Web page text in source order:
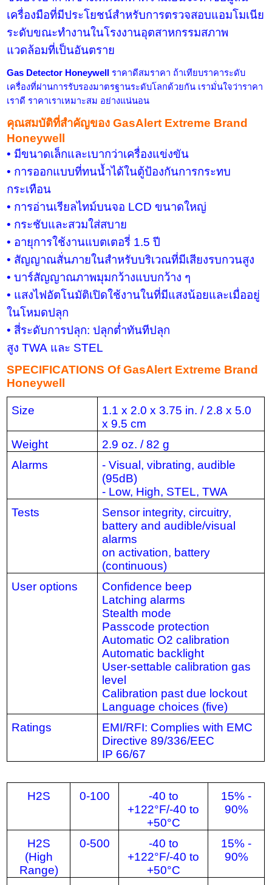
เครื่องมือที่มีประโยชน์สำหรับการตรวจสอบแอมโมเนีย
ระดับขณะทำงานในโรงงานอุตสาหกรรมสภาพ
แวดล้อมที่เป็นอันตราย
Gas Detector Honeywellราคาดีสมราคา ถ้าเทียบราคาระดับ
เครื่องที่ผ่านการรับรองมาตรฐานระดับโลกด้วยกัน เรามั่นใจว่าราคา
เราดี ราคาเราเหมาะสม อย่างแน่นอน
คุณสมบัติที่สำคัญของGasAlert Extreme Brand
Honeywell
• มีขนาดเล็กและเบากว่าเครื่องแข่งขัน
• การออกแบบที่ทนน้ำได้ในตู้ป้องกันการกระทบ
กระเทือน
• การอ่านเรียลไทม์บนจอ LCDขนาดใหญ่
• กระชับและสวมใส่สบาย
• อายุการใช้งานแบตเตอรี่ 1.5 ปี
• สัญญาณสั่นภายในสำหรับบริเวณที่มีเสียงรบกวนสูง
• บาร์สัญญาณภาพมุมกว้างแบบกว้าง ๆ
• แสงไฟอัตโนมัติเปิดใช้งานในที่มีแสงน้อยและเมื่ออยู่
ในโหมดปลุก
• สี่ระดับการปลุก: ปลุกต่ำทันทีปลุก
สูง TWA และ STEL
SPECIFICATIONS OfGasAlert Extreme Brand
Honeywell
Size
1.1 x 2.0 x 3.75 in. / 2.8 x 5.0
x 9.5 cm
Weight
2.9 oz. / 82 g
Alarms
- Visual, vibrating, audible
(95dB)
- Low, High, STEL, TWA
Tests
Sensor integrity, circuitry,
battery and audible/visual
alarms
on activation, battery
(continuous)
User options
Confidence beep
Latching alarms
Stealth mode
Passcode protection
Automatic O2 calibration
Automatic backlight
User-settable calibration gas
level
Calibration past due lockout
Language choices (five)
Ratings
EMI/RFI: Complies with EMC
Directive 89/336/EEC
IP 66/67
H2S 0-100
-40 to
+122°F/-40 to
+50°C
15% -
90%
H2S
(High
Range)
0-500
-40 to
+122°F/-40 to
+50°C
15% -
90%